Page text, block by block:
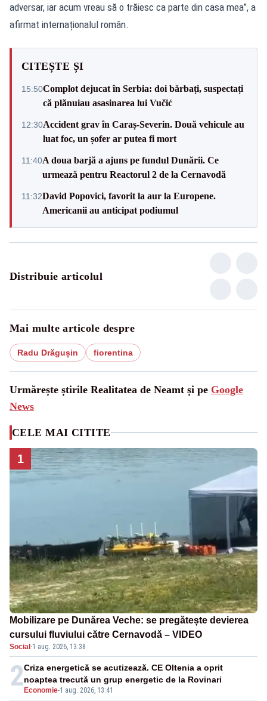
adversar, iar acum vreau să o trăiesc ca parte din casa mea”, a
afirmat internaționalul român.
CITEȘTE ȘI
15:50Complot dejucat în Serbia: doi bărbați, suspectați
că plănuiau asasinarea lui Vučić
12:30Accident grav în Caraș-Severin. Două vehicule au
luat foc, un șofer ar putea fi mort
11:40A doua barjă a ajuns pe fundul Dunării. Ce
urmează pentru Reactorul 2 de la Cernavodă
11:32David Popovici, favorit la aur la Europene.
Americanii au anticipat podiumul
Distribuie articolul
Mai multe articole despre
Radu Drăgușin fiorentina
Urmărește știrile Realitatea de Neamt și pe Google
News
CELE MAI CITITE
1
Mobilizare pe Dunărea Veche: se pregătește devierea
cursului fluviului către Cernavodă – VIDEO
Social ·1 aug. 2026, 13:38
2 Economie-1 aug. 2026, 13:41
Criza energetică se acutizează. CE Oltenia a oprit
noaptea trecută un grup energetic de la Rovinari